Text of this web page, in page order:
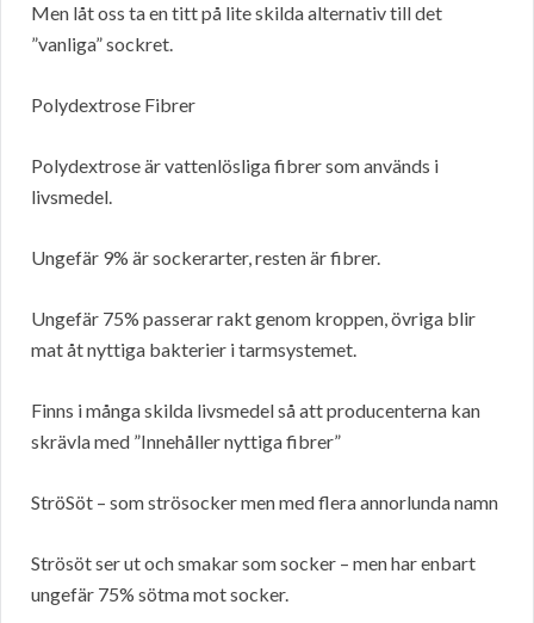
Men låt oss ta en titt på lite skilda alternativ till det
”vanliga” sockret.
Polydextrose Fibrer
Polydextrose är vattenlösliga fibrer som används i
livsmedel.
Ungefär 9% är sockerarter, resten är fibrer.
Ungefär 75% passerar rakt genom kroppen, övriga blir
mat åt nyttiga bakterier i tarmsystemet.
Finns i många skilda livsmedel så att producenterna kan
skrävla med ”Innehåller nyttiga fibrer”
StröSöt – som strösocker men med flera annorlunda namn
Strösöt ser ut och smakar som socker – men har enbart
ungefär 75% sötma mot socker.